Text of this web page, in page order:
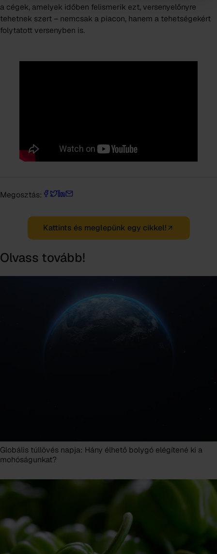
a cégek, amelyek időben felismerik ezt, versenyelőnyre
tehetnek szert – nemcsak a piacon, hanem a tehetségekért
folytatott versenyben is.
Megosztás:
Kattints és meglepünk egy cikkel!
Olvass tovább!
Globális túllövés napja: Hány élhető bolygó elégítené ki a
mohóságunkat?